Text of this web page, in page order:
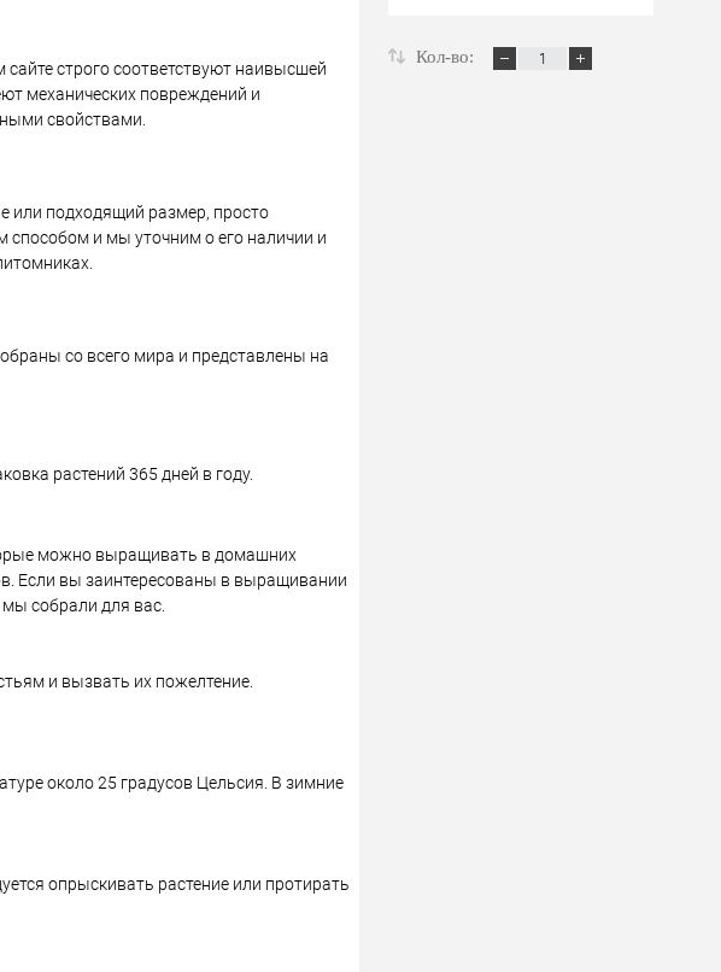
строго соответствуют наивысшей
механических повреждений и
свойствами.
или подходящий размер, просто
и мы уточним о его наличии и
со всего мира и представлены на
растений 365 дней в году.
можно выращивать в домашних
Если вы заинтересованы в выращивании
мы собрали для вас.
и вызвать их пожелтение.
около 25 градусов Цельсия. В зимние
опрыскивать растение или протирать
Кол-во: